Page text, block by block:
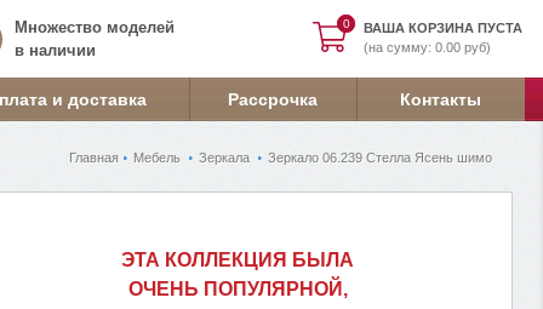
0
0
ВАША КОРЗИНА ПУСТА
(на сумму: 0.00 руб)
Множество моделей
в наличии
и доставка Рассрочка Контакты
Главная Мебель Зеркала Зеркало 06.239 Стелла Ясень шимо
ЭТА КОЛЛЕКЦИЯ БЫЛА
ОЧЕНЬ ПОПУЛЯРНОЙ,